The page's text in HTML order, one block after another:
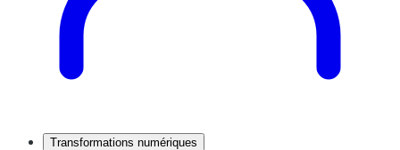
Transformations numériques